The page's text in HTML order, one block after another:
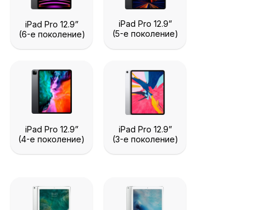
iPad Pro 12.9”
(6-е поколение)
iPad Pro 12.9”
(5-е поколение)
iPad Pro 12.9”
(4-е поколение)
iPad Pro 12.9”
(3-е поколение)